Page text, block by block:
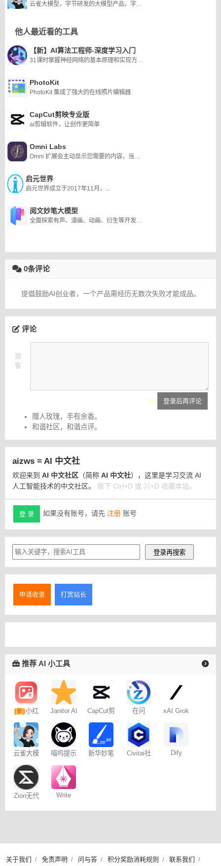
云雀大模型，字节研发的大模型产品，字节的云雀大模型是首批上线的8家大模型之一。
他人最近看的工具
【新】AI算法工程师-深度学习入门
31课时掌握神经网络的基本原理和实现方法，以及卷积神经网络、递归神经网络和词向量等经典模型的原理和应用技巧，打下深度学习领域的坚实基础。
PhotoKit
PhotoKit 集成了强大的在线照片编辑器
CapCut剪映专业版
ai剪辑软件，让创作更简单
Omni Labs
Omni 扩展会主动显示您需要的内容，当你需要的时候。您所要做的就是在您的浏览器。
启元世界
启元世界成立于2017年11月，...
阅文妙笔大模型
全面探索有声、漫画、动画、衍生等开发链条的AI应用。
0条评论
提倡鼓励AI创业者，一个产品需经历无数次失败才能成品。
评论
游
客
登录后再评论
赠人玫瑰，手有余香。
和谐社区，和谐点评。
aizws = AI 中文社
欢迎来到 AI 中文社区 （简称 AI 中文社），这里是学习交流 AI
人工智能技术的中文社区。 按下 Ctrl+D 或 ⌘+D 收藏本站。
登 录 如果没有账号，请先 注册 账号
申请收录 打赏站长
推荐 AI 小工具
[新] 小红
书图文笔
记
Janitor AI
聊天
CapCut剪
在问 xAI Grok
云雀大模
喵呜提示
新华妙笔
Civitai社
Dify
Zion无代
Write
关于我们 / 免责声明 / 问与答 / 积分奖励消耗规则 / 联系我们 /